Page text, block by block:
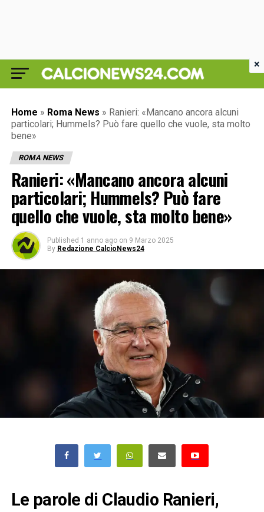
Home » Roma News » Ranieri: «Mancano ancora alcuni
particolari; Hummels? Può fare quello che vuole, sta molto
bene»
ROMA NEWS
Ranieri: «Mancano ancora alcuni
particolari; Hummels? Può fare
quello che vuole, sta molto bene»
Published 1 anno ago on 9 Marzo 2025
By Redazione CalcioNews24
Le parole di Claudio Ranieri,
×